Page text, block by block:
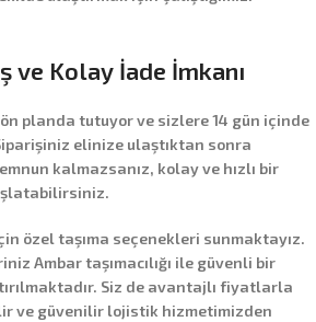
ve Kolay İade İmkanı
planda tutuyor ve sizlere14 gün içinde
elinize ulaştıktan sonra
kalmazsanız, kolay ve hızlı bir
özel taşıma seçenekleri sunmaktayız.
Ambar taşımacılığı ile güvenli bir
Siz de avantajlı fiyatlarla
ve güvenilir lojistik hizmetimizden